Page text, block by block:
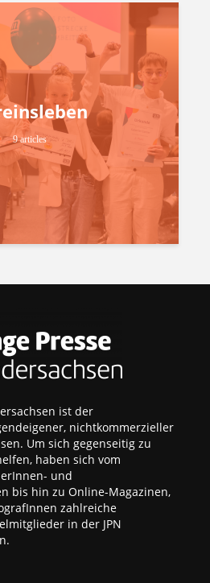
9 articles
ist der
nichtkommerzieller
Um sich gegenseitig zu
haben sich vom
und
bis hin zu Online-Magazinen,
zahlreiche
in der JPN